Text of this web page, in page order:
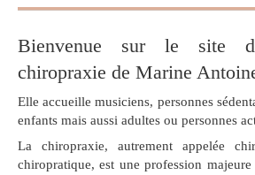
Bienvenue sur le site
chiropraxie de Marine
Elle accueille musiciens, personnes
enfants mais aussi adultes ou personnes
La chiropraxie, autrement appelée
chiropratique, est une profession